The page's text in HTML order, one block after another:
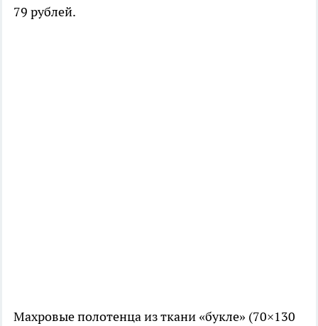
79 рублей.
Махровые полотенца из ткани «букле» (70×130